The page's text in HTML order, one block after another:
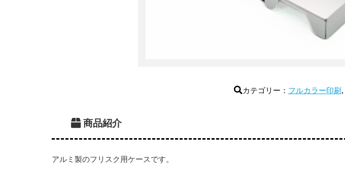
カテゴリー： フルカラー印刷 ,
商品紹介
アルミ製のフリスク用ケースです。